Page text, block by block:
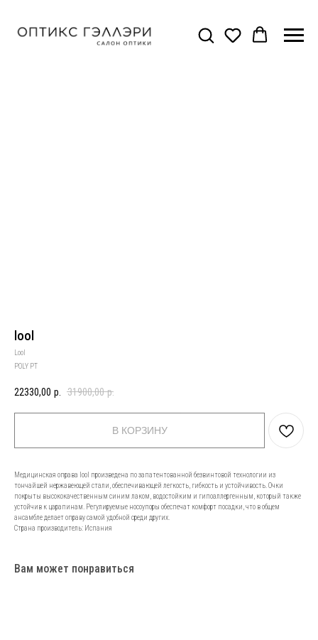
lool
Lool
POLY PT
22330,00 р. 31900,00 р.
В КОРЗИНУ
Медицинская оправа lool произведена по запатентованной безвинтовой технологии из
тончайшей нержавеющей стали, обеспечивающей легкость, гибкость и устойчивость. Очки
покрыты высококачественным синим лаком, водостойким и гипоаллергенным, который также
устойчив к царапинам. Регулируемые носоупоры обеспечат комфорт посадки, что в общем
ансамбле делает оправу самой удобной среди других.
Страна производитель: Испания
Вам может понравиться